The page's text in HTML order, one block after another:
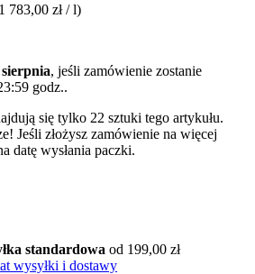
783,00 zł / l)
, jeśli zamówienie zostanie
godz..
się tylko 22 sztuki tego artykułu.
Jeśli złożysz zamówienie na więcej
datę wysłania paczki.
standardowa od 199,00 zł
wysyłki i dostawy